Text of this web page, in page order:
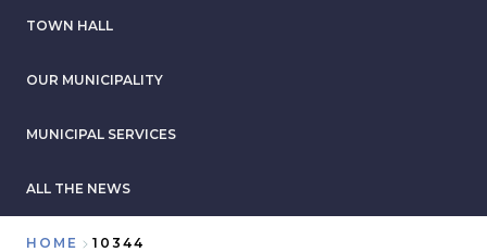
TOWN HALL
OUR MUNICIPALITY
MUNICIPAL SERVICES
ALL THE NEWS
HOME 10344